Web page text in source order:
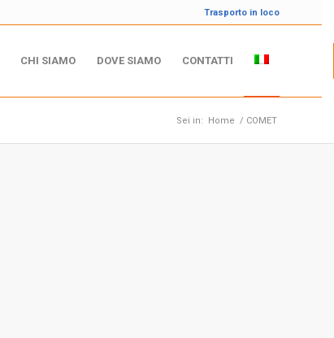
Trasporto in loco
CHI SIAMO DOVE SIAMO CONTATTI
Sei in: Home / COMET